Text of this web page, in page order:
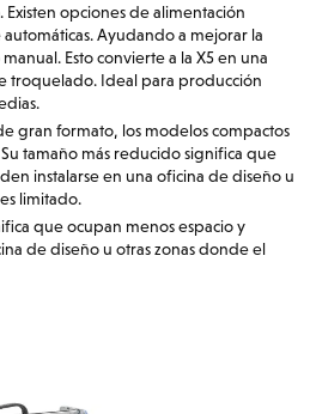
opciones de alimentación
Ayudando a mejorar la
Esto convierte a la X5 en una
troquelado. Ideal para producción
gran formato, los modelos compactos
tamaño más reducido significa que
instalarse en una oficina de diseño u
limitado.
que ocupan menos espacio y
de diseño u otras zonas donde el